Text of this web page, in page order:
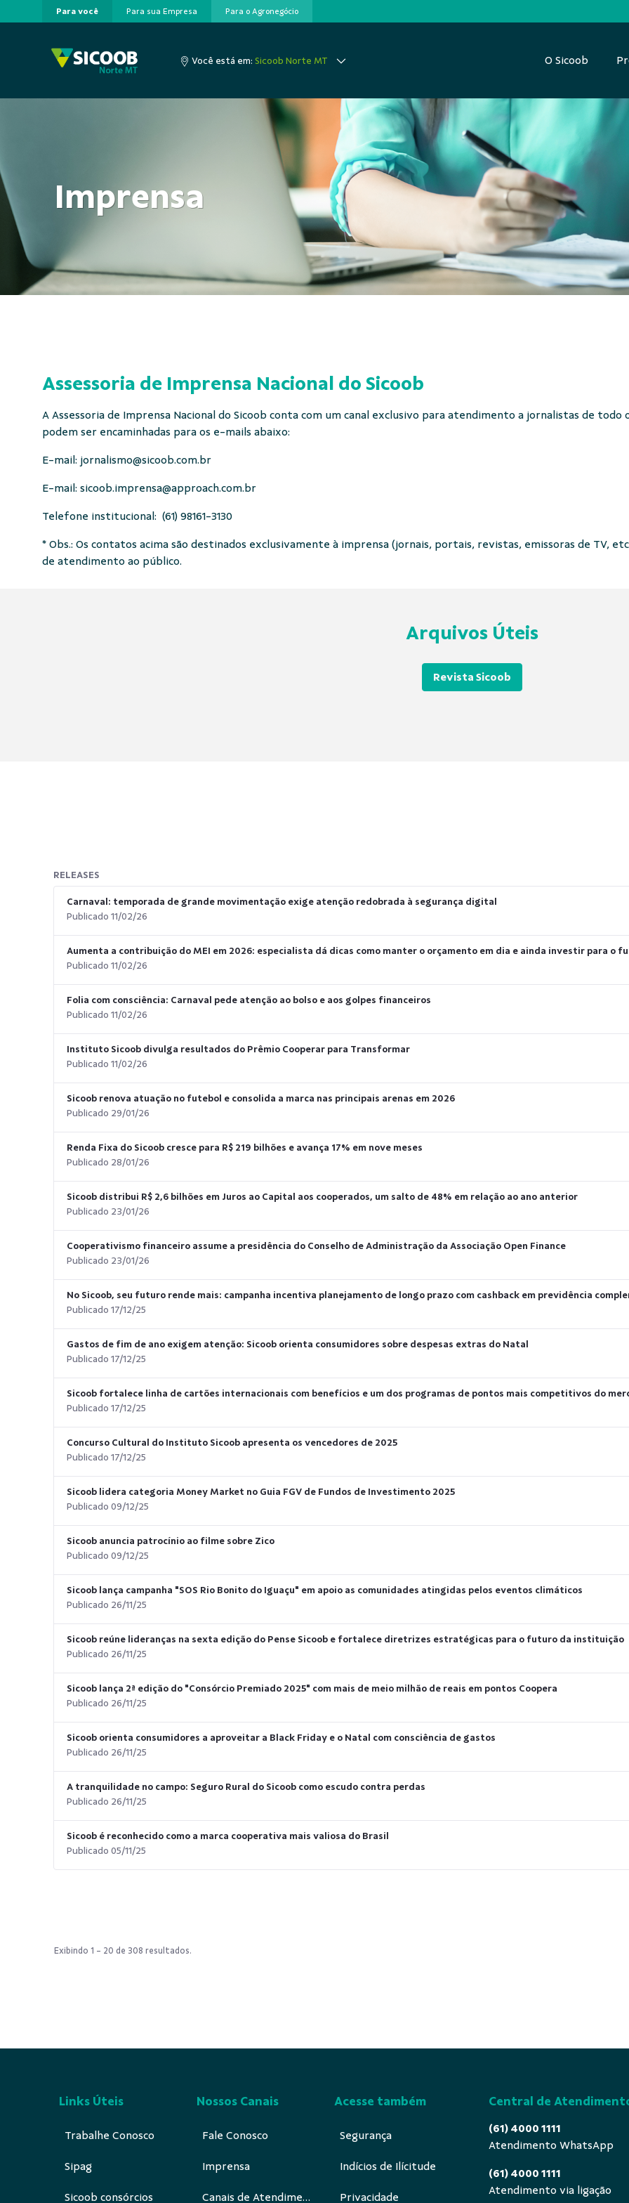
Pular para o Conteúdo principal
Para você Para sua Empresa Para o Agronegócio
Você está em: Sicoob Norte MT O Sicoob
Imprensa
Assessoria de Imprensa Nacional do Sicoob
A Assessoria de Imprensa Nacional do Sicoob conta com um canal exclusivo para atendimento a jornalistas de
podem ser encaminhadas para os e-mails abaixo:
E-mail: jornalismo@sicoob.com.br
E-mail: sicoob.imprensa@approach.com.br
Telefone institucional: (61) 98161-3130
* Obs.: Os contatos acima são destinados exclusivamente à imprensa (jornais, portais, revistas, emissoras de TV,
de atendimento ao público.
Arquivos Úteis
Revista Sicoob
RELEASES
Carnaval: temporada de grande movimentação exige atenção redobrada à segurança digital
Publicado 11/02/26
Aumenta a contribuição do MEI em 2026: especialista dá dicas como manter o orçamento em dia e ainda investir para o
Publicado 11/02/26
Folia com consciência: Carnaval pede atenção ao bolso e aos golpes financeiros
Publicado 11/02/26
Instituto Sicoob divulga resultados do Prêmio Cooperar para Transformar
Publicado 11/02/26
Sicoob renova atuação no futebol e consolida a marca nas principais arenas em 2026
Publicado 29/01/26
Renda Fixa do Sicoob cresce para R$ 219 bilhões e avança 17% em nove meses
Publicado 28/01/26
Sicoob distribui R$ 2,6 bilhões em Juros ao Capital aos cooperados, um salto de 48% em relação ao ano anterior
Publicado 23/01/26
Cooperativismo financeiro assume a presidência do Conselho de Administração da Associação Open Finance
Publicado 23/01/26
No Sicoob, seu futuro rende mais: campanha incentiva planejamento de longo prazo com cashback em previdência
Publicado 17/12/25
Gastos de fim de ano exigem atenção: Sicoob orienta consumidores sobre despesas extras do Natal
Publicado 17/12/25
Sicoob fortalece linha de cartões internacionais com benefícios e um dos programas de pontos mais competitivos do
Publicado 17/12/25
Concurso Cultural do Instituto Sicoob apresenta os vencedores de 2025
Publicado 17/12/25
Sicoob lidera categoria Money Market no Guia FGV de Fundos de Investimento 2025
Publicado 09/12/25
Sicoob anuncia patrocínio ao filme sobre Zico
Publicado 09/12/25
Sicoob lança campanha "SOS Rio Bonito do Iguaçu" em apoio as comunidades atingidas pelos eventos climáticos
Publicado 26/11/25
Sicoob reúne lideranças na sexta edição do Pense Sicoob e fortalece diretrizes estratégicas para o futuro da instituição
Publicado 26/11/25
Sicoob lança 2ª edição do "Consórcio Premiado 2025" com mais de meio milhão de reais em pontos Coopera
Publicado 26/11/25
Sicoob orienta consumidores a aproveitar a Black Friday e o Natal com consciência de gastos
Publicado 26/11/25
A tranquilidade no campo: Seguro Rural do Sicoob como escudo contra perdas
Publicado 26/11/25
Sicoob é reconhecido como a marca cooperativa mais valiosa do Brasil
Publicado 05/11/25
Exibindo 1 - 20 de 308 resultados.
Links Úteis
Trabalhe Conosco
Sipag
Sicoob consórcios
Nossos Canais
Fale Conosco
Imprensa
Canais de Atendimento
Acesse também
Segurança
Indícios de Ilícitude
Privacidade
Central de
(61) 4000 1111
Atendimento WhatsApp
(61) 4000 1111
Atendimento via ligação